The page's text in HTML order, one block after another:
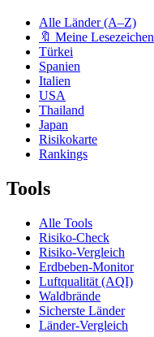
Alle Länder (A–Z)
🔖 Meine Lesezeichen
Türkei
Spanien
Italien
USA
Thailand
Japan
Risikokarte
Rankings
Tools
Alle Tools
Risiko-Check
Risiko-Vergleich
Erdbeben-Monitor
Luftqualität (AQI)
Waldbrände
Sicherste Länder
Länder-Vergleich